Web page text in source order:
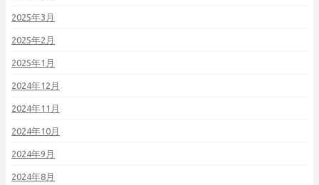
2025年3月
2025年2月
2025年1月
2024年12月
2024年11月
2024年10月
2024年9月
2024年8月